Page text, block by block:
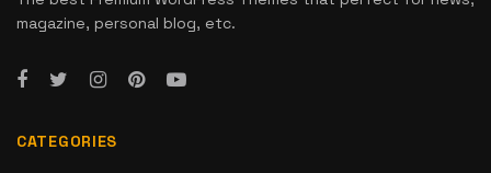
magazine, personal blog, etc.
CATEGORIES